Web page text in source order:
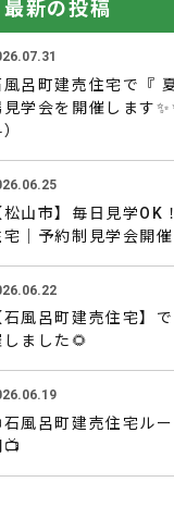
最新の投稿
風呂町建売住宅で『
見学会を開催します
松山市】毎日見学OK
宅｜予約制見学会開
石風呂町建売住宅】
しました🌻
石風呂町建売住宅ル